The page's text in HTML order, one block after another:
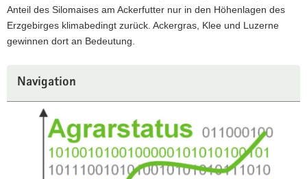
Anteil des Silomaises am Ackerfutter nur in den Höhenlagen des
Erzgebirges klimabedingt zurück. Ackergras, Klee und Luzerne
gewinnen dort an Bedeutung.
Information
Navigation